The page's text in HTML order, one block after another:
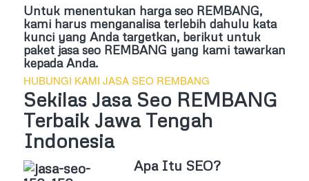
Untuk menentukan harga seo REMBANG,
kami harus menganalisa terlebih dahulu kata
kunci yang Anda targetkan, berikut untuk
paket jasa seo REMBANG yang kami tawarkan
kepada Anda.
HUBUNGI KAMI JASA SEO REMBANG
Sekilas Jasa Seo REMBANG
Terbaik Jawa Tengah
Indonesia
Apa Itu SEO?